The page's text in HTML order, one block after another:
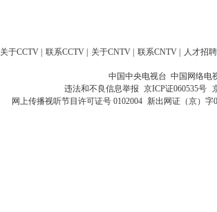
关于CCTV 联系CCTV 关于CNTV 联系CNTV 人才招聘
中国中央电视台 中国网络电
违法和不良信息举报 京ICP证060535号
网上传播视听节目许可证号 0102004 新出网证（京）